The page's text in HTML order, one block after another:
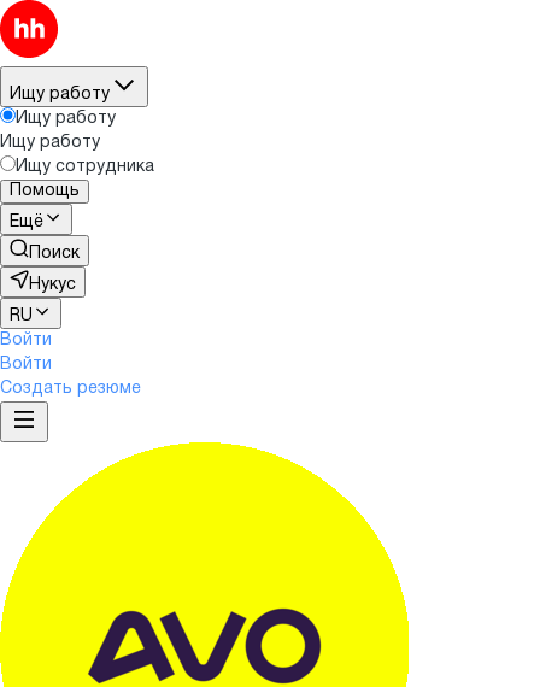
Ищу работу
Ищу работу
Ищу работу
Ищу сотрудника
Помощь
Ещё
Поиск
Нукус
RU
Войти
Войти
Создать резюме